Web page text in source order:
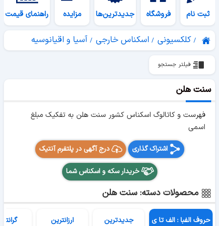
ثبت نام فروشگاه جدیدترین‌ها مزایده راهنمای قیمت
کلکسیونی اسکناس خارجی آسیا و اقیانوسیه
فیلتر جستجو
سنت هلن
فهرست و کاتالوگ اسکناس کشور سنت هلن به تفکیک مبلغ
اسمی
اشتراک گذاری درج آگهی در پلتفرم آنتیک
خریدار سکه و اسکناس شما
محصولات دسته: سنت هلن
حروف الفبا : الف تا ی جدیدترین ارزانترین